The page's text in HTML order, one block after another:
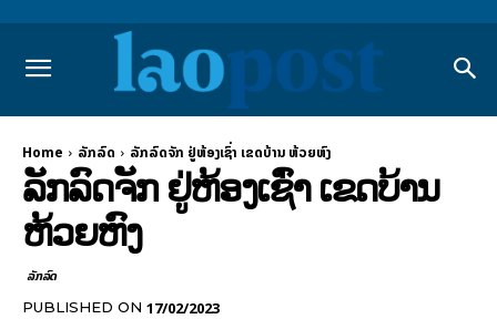
Home ລັກລົດ ລັກລົດຈັກ ຢູ່ຫ້ອງເຊົ່າ ເຂດບ້ານ ຫ້ວຍຫົງ
ລັກລົດຈັກ ຢູ່ຫ້ອງເຊົ່າ ເຂດບ້ານ
ຫ້ວຍຫົງ
ລັກລົດ
PUBLISHED ON 17/02/2023